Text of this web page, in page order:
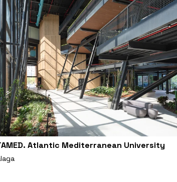
Atlantic Mediterranean University